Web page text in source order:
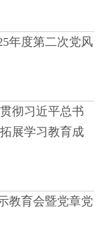
年度第二次党风
彻习近平总书
展学习教育成
教育会暨党章党